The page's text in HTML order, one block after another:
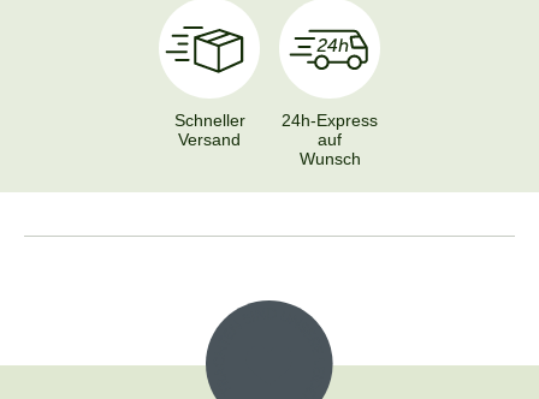
Schneller
Versand
24h-Express
auf
Wunsch